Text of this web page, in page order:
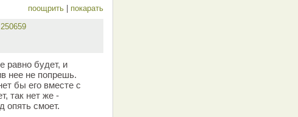
поощрить покарать
равно будет, и
нее не попрешь.
бы его вместе с
так нет же -
опять смоет.